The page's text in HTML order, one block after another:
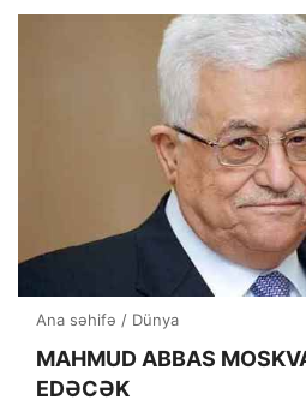
Ana səhifə / Dünya
MAHMUD ABBAS
EDƏCƏK